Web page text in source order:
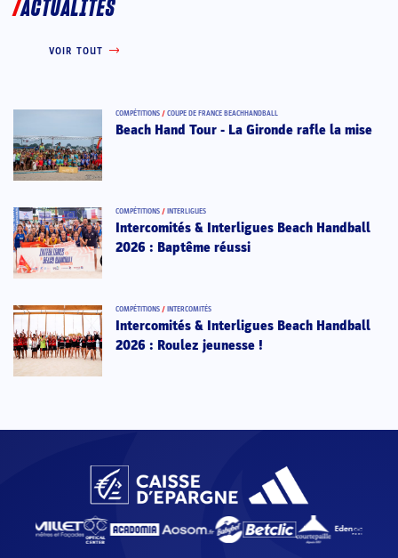
ACTUALITÉS
VOIR TOUT
COMPÉTITIONS / COUPE DE FRANCE BEACHHANDBALL
Beach Hand Tour - La Gironde rafle la mise
COMPÉTITIONS / INTERLIGUES
Intercomités & Interligues Beach Handball
2026 : Baptême réussi
COMPÉTITIONS / INTERCOMITÉS
Intercomités & Interligues Beach Handball
2026 : Roulez jeunesse !